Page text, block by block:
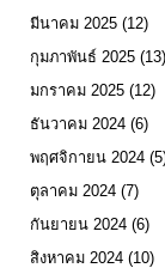
มีนาคม 2025 (12)
กุมภาพันธ์ 2025 (13)
มกราคม 2025 (12)
ธันวาคม 2024 (6)
พฤศจิกายน 2024
ตุลาคม 2024 (7)
กันยายน 2024 (6)
สิงหาคม 2024 (10)